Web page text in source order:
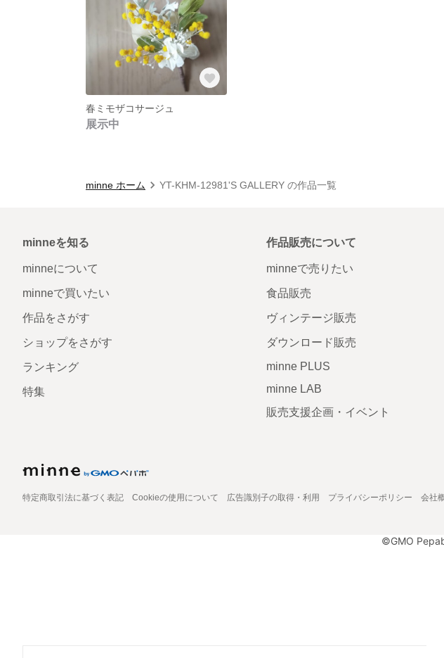
春ミモザコサージュ
展示中
minne ホーム YT-KHM-12981'S GALLERY の作品一覧
minneを知る
minneについて
minneで買いたい
作品をさがす
ショップをさがす
ランキング
特集
作品販売について
minneで売りたい
食品販売
ヴィンテージ販売
ダウンロード販売
minne PLUS
minne LAB
販売支援企画・イベント
特定商取引法に基づく表記 Cookieの使用について 広告識別子の取得・利用 プライバシーポリシー 会社
©GMO